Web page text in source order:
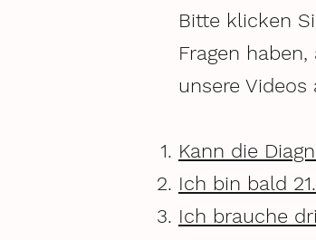
​Bitte klicken
Fragen
unsere Videos
Kann die
Ich bin bald
Ich brauche